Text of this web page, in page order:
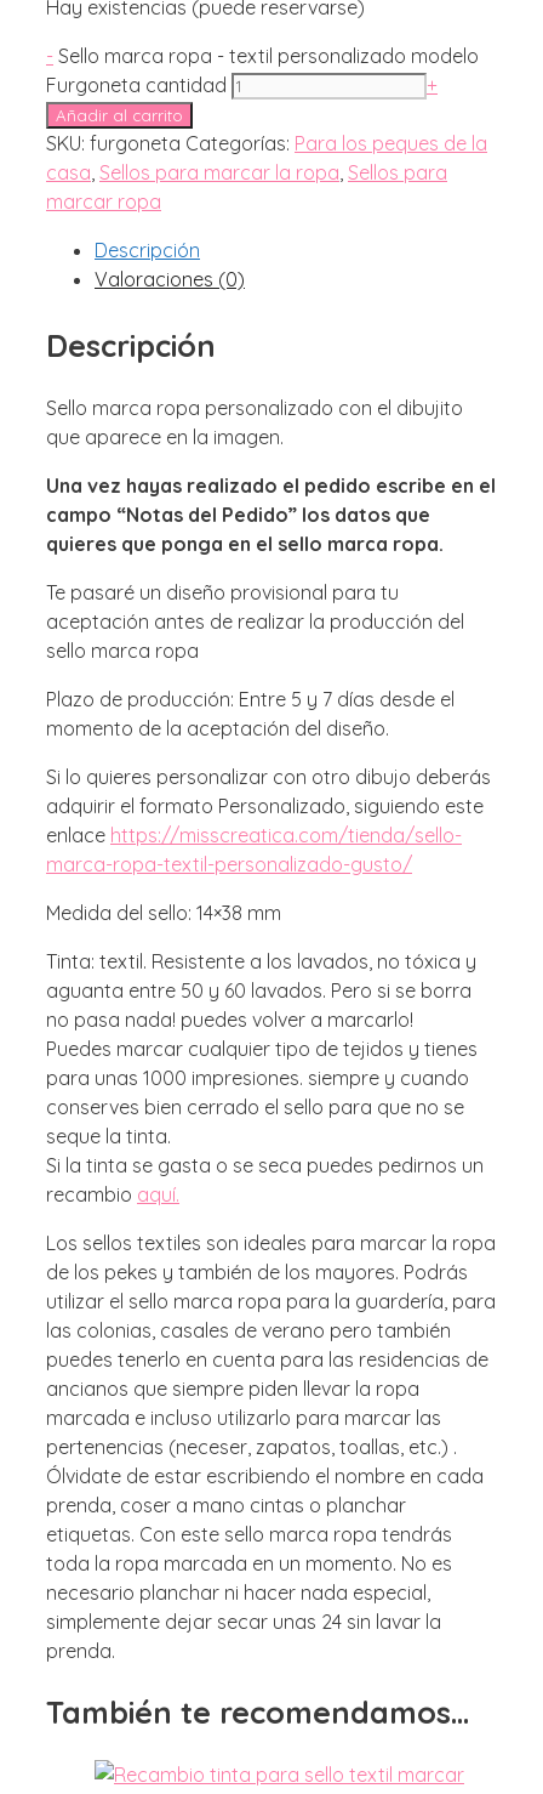
Hay existencias (puede reservarse)
- Sello marca ropa - textil personalizado modelo
Furgoneta cantidad
+
Añadir al carrito
SKU: furgoneta Categorías: Para los peques de la
casa Sellos para marcar la ropa Sellos para
marcar ropa
Descripción
Valoraciones (0)
Descripción
Sello marca ropa personalizado con el dibujito
que aparece en la imagen.
Una vez hayas realizado el pedido escribe en el
campo “Notas del Pedido” los datos que
quieres que ponga en el sello marca ropa.
Te pasaré un diseño provisional para tu
aceptación antes de realizar la producción del
sello marca ropa
Plazo de producción: Entre 5 y 7 días desde el
momento de la aceptación del diseño.
Si lo quieres personalizar con otro dibujo deberás
adquirir el formato Personalizado, siguiendo este
enlace https://misscreatica.com/tienda/sello-
marca-ropa-textil-personalizado-gusto/
Medida del sello: 14×38 mm
Tinta: textil. Resistente a los lavados, no tóxica y
aguanta entre 50 y 60 lavados. Pero si se borra
no pasa nada! puedes volver a marcarlo!
Puedes marcar cualquier tipo de tejidos y tienes
para unas 1000 impresiones. siempre y cuando
conserves bien cerrado el sello para que no se
seque la tinta.
Si la tinta se gasta o se seca puedes pedirnos un
recambio aquí.
Los sellos textiles son ideales para marcar la ropa
de los pekes y también de los mayores. Podrás
utilizar el sello marca ropa para la guardería, para
las colonias, casales de verano pero también
puedes tenerlo en cuenta para las residencias de
ancianos que siempre piden llevar la ropa
marcada e incluso utilizarlo para marcar las
pertenencias (neceser, zapatos, toallas, etc.) .
Ólvidate de estar escribiendo el nombre en cada
prenda, coser a mano cintas o planchar
etiquetas. Con este sello marca ropa tendrás
toda la ropa marcada en un momento. No es
necesario planchar ni hacer nada especial,
simplemente dejar secar unas 24 sin lavar la
prenda.
También te recomendamos…